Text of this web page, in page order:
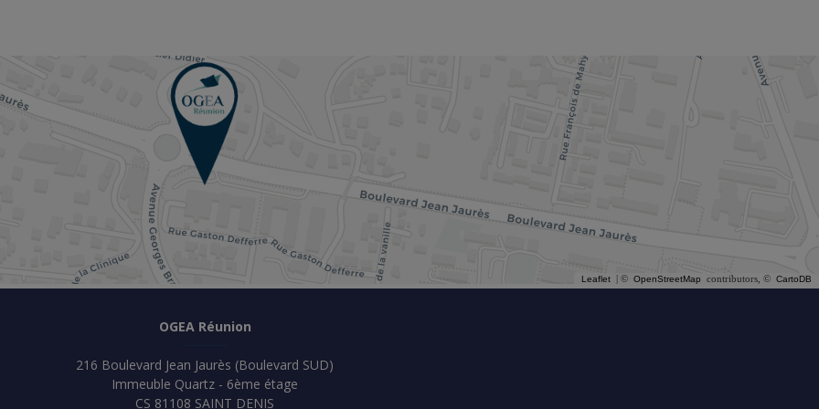
Leaflet | © OpenStreetMap contributors, © CartoDB
OGEA Réunion
216 Boulevard Jean Jaurès (Boulevard SUD)
Immeuble Quartz - 6ème étage
CS 81108 SAINT DENIS